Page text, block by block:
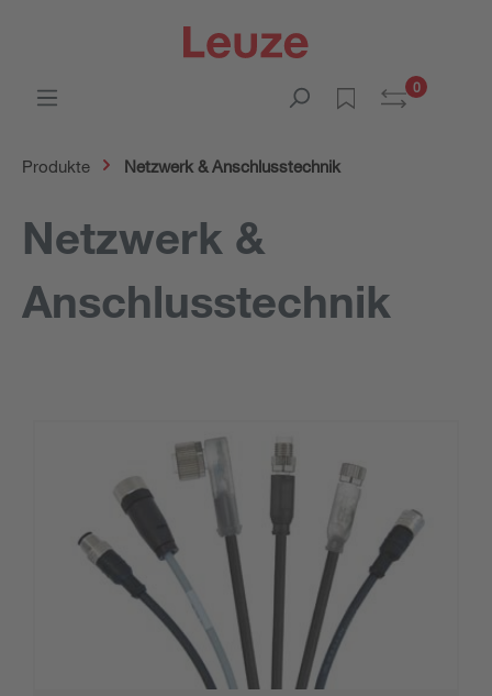
0
Produkte Netzwerk & Anschlusstechnik
Netzwerk &
Anschlusstechnik